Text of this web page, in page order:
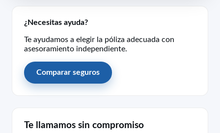
¿Necesitas ayuda?
Te ayudamos a elegir la póliza adecuada con
asesoramiento independiente.
Comparar seguros
Te llamamos sin compromiso